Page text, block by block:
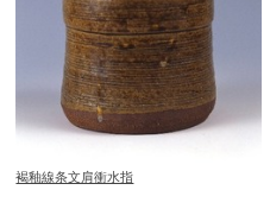
褐釉線条文肩衝水指